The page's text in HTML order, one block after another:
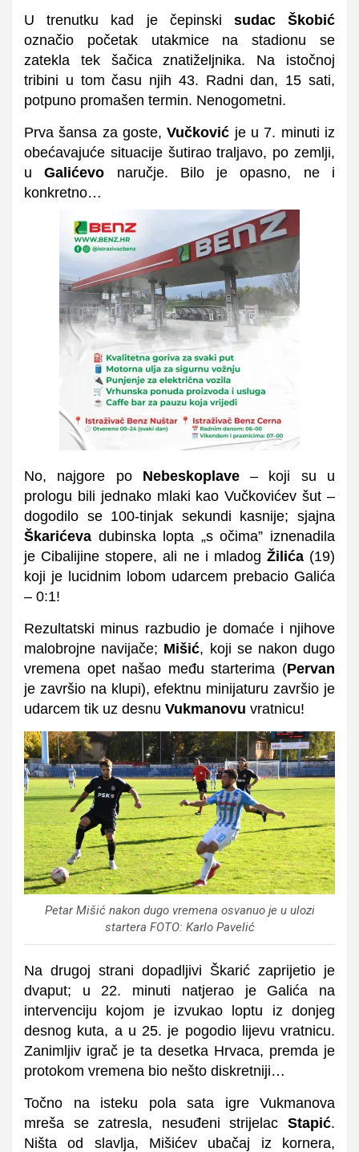
U trenutku kad je čepinski sudac Škobić
označio početak utakmice na stadionu se
zatekla tek šačica znatiželjnika. Na istočnoj
tribini u tom času njih 43. Radni dan, 15 sati,
potpuno promašen termin. Nenogometni.
Prva šansa za goste,Vučković je u 7. minuti iz
obećavajuće situacije šutirao traljavo, po zemlji,
uGalićevo naručje. Bilo je opasno, ne i
konkretno…
No, najgore po Nebeskoplave– koji su u
prologu bili jednako mlaki kao Vučkovićev šut –
dogodilo se 100-tinjak sekundi kasnije; sjajna
Škarićeva dubinska lopta „s očima” iznenadila
je Cibalijine stopere, ali ne i mladog Žilića(19)
koji je lucidnim lobom udarcem prebacio Galića
– 0:1!
Rezultatski minus razbudio je domaće i njihove
malobrojne navijače; Mišić, koji se nakon dugo
vremena opet našao među starterima (Pervan
je završio na klupi), efektnu minijaturu završio je
udarcem tik uz desnu Vukmanovu vratnicu!
Petar Mišić nakon dugo vremena osvanuo je u ulozi
startera FOTO: Karlo Pavelić
Na drugoj strani dopadljivi Škarić zaprijetio je
dvaput; u 22. minuti natjerao je Galića na
intervenciju kojom je izvukao loptu iz donjeg
desnog kuta, a u 25. je pogodio lijevu vratnicu.
Zanimljiv igrač je ta desetka Hrvaca, premda je
protokom vremena bio nešto diskretniji…
Točno na isteku pola sata igre Vukmanova
mreša se zatresla, nesuđeni strijelac Stapić.
Ništa od slavlja, Mišićev ubačaj iz kornera,